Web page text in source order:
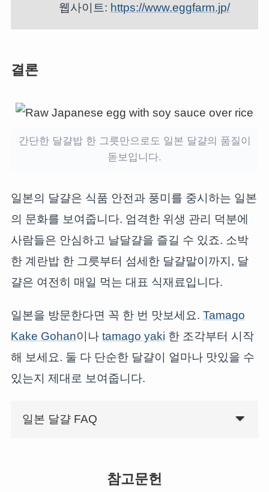
웹사이트: https://www.eggfarm.jp/
결론
간단한 달걀밥 한 그릇만으로도 일본 달걀의 품질이
돋보입니다.
일본의 달걀은 식품 안전과 풍미를 중시하는 일본
의 문화를 보여줍니다. 엄격한 위생 관리 덕분에
사람들은 안심하고 날달걀을 즐길 수 있죠. 소박
한 계란밥 한 그릇부터 섬세한 달걀말이까지, 달
걀은 여전히 매일 먹는 대표 식재료입니다.
일본을 방문한다면 꼭 한 번 맛보세요. Tamago
Kake Gohan이나 tamago yaki 한 조각부터 시작
해 보세요. 둘 다 단순한 달걀이 얼마나 맛있을 수
있는지 제대로 보여줍니다.
일본 달걀 FAQ
참고문헌